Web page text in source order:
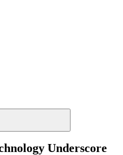
Underscore